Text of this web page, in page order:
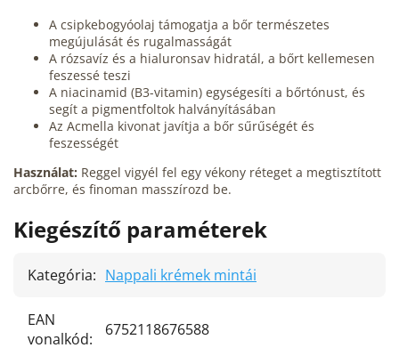
A csipkebogyóolaj támogatja a bőr természetes
megújulását és rugalmasságát
A rózsavíz és a hialuronsav hidratál, a bőrt kellemesen
feszessé teszi
A niacinamid (B3-vitamin) egységesíti a bőrtónust, és
segít a pigmentfoltok halványításában
Az Acmella kivonat javítja a bőr sűrűségét és
feszességét
Használat: Reggel vigyél fel egy vékony réteget a megtisztított
arcbőrre, és finoman masszírozd be.
Kiegészítő paraméterek
Kategória: Nappali krémek mintái
EAN
vonalkód: 6752118676588